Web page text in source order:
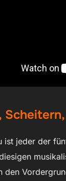
ist jeder der
den